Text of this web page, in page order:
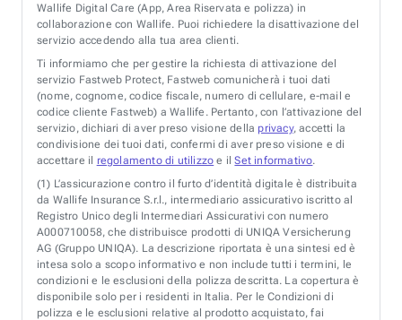
Wallife Digital Care (App, Area Riservata e polizza) in
collaborazione con Wallife. Puoi richiedere la disattivazione del
servizio accedendo alla tua area clienti.
Ti informiamo che per gestire la richiesta di attivazione del
servizio Fastweb Protect, Fastweb comunicherà i tuoi dati
(nome, cognome, codice fiscale, numero di cellulare, e-mail e
codice cliente Fastweb) a Wallife. Pertanto, con l’attivazione del
servizio, dichiari di aver preso visione della privacy, accetti la
condivisione dei tuoi dati, confermi di aver preso visione e di
accettare il regolamento di utilizzo e ilSet informativo.
(1) L’assicurazione contro il furto d’identità digitale è distribuita
da Wallife Insurance S.r.l., intermediario assicurativo iscritto al
Registro Unico degli Intermediari Assicurativi con numero
A000710058, che distribuisce prodotti di UNIQA Versicherung
AG (Gruppo UNIQA). La descrizione riportata è una sintesi ed è
intesa solo a scopo informativo e non include tutti i termini, le
condizioni e le esclusioni della polizza descritta. La copertura è
disponibile solo per i residenti in Italia. Per le Condizioni di
polizza e le esclusioni relative al prodotto acquistato, fai